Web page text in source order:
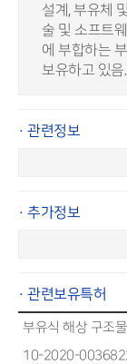
설계, 부유체
술 및 소프트
에 부합하는
보유하고 있음.
· 관련정보
· 추가정보
· 관련보유특허
부유식 해상 구조물
10-2020-